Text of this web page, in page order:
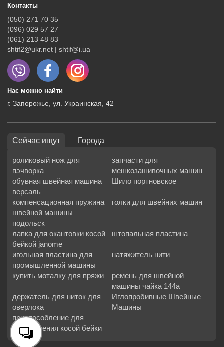
Контакты
(050) 271 70 35
(096) 029 57 27
(061) 213 48 83
shtif2@ukr.net | shtif@i.ua
Нас можно найти
г. Запорожье, ул. Украинская, 42
Сейчас ищут Города
роликовый нож для
пэчворка
запчасти для
мешкозашивочных машин
обувная швейная машина
версаль
Шило портновское
компенсационная пружина
швейной машины
подольск
голки для швейних машин
лапка для окантовки косой
бейкой janome
штопальная пластина
игольная пластина для
промышленной машины
натяжитель нити
купить моталку для пряжи
ремень для швейной
машины чайка 144а
держатель для ниток для
оверлока
Иглопробивные Швейные
Машины
приспособление для
изготовления косой бейки